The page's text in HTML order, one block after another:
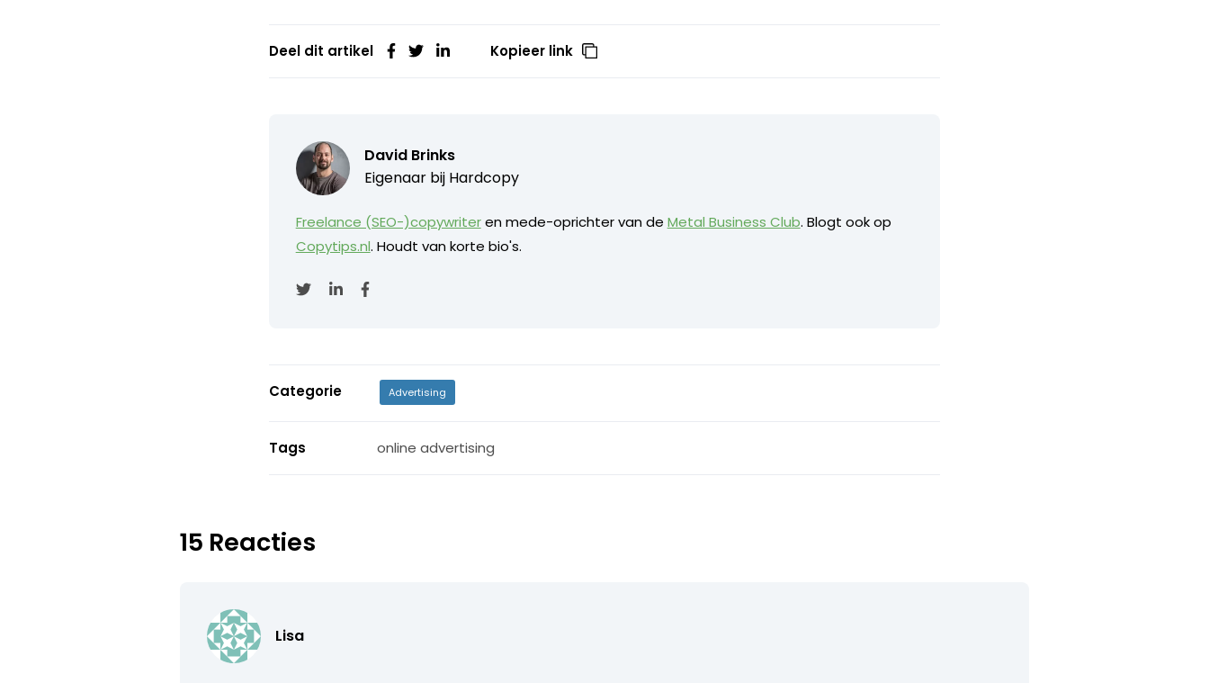
Deel dit artikel Kopieer link
David Brinks
Eigenaar bij Hardcopy
Freelance (SEO-)copywriteren mede-oprichter van de Metal Business Club. Blogt ook op
Copytips.nl. Houdt van korte bio's.
Categorie Advertising
Tags online advertising
15 Reacties
Lisa